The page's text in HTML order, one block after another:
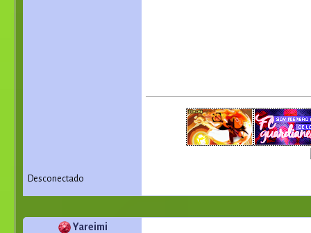
Desconectado
Yareimi